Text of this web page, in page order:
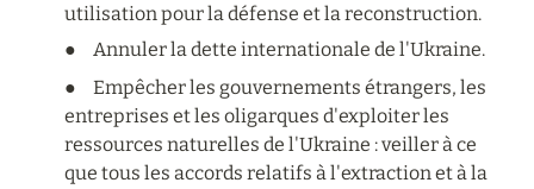
utilisation pour la défense et la reconstruction.
●	Annuler la dette internationale de l'Ukraine.
●	Empêcher les gouvernements étrangers, les
entreprises et les oligarques d'exploiter les
ressources naturelles de l'Ukraine : veiller à ce
que tous les accords relatifs à l'extraction et à la